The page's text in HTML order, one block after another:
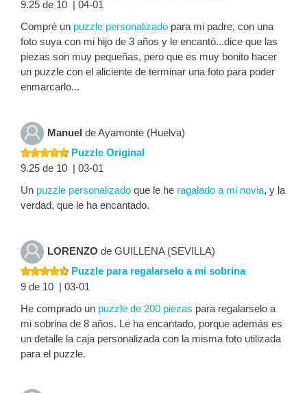
9.25 de 10 | 04-01
Compré un puzzle personalizado para mi padre, con una
foto suya con mi hijo de 3 años y le encantó...dice que las
piezas son muy pequeñas, pero que es muy bonito hacer
un puzzle con el aliciente de terminar una foto para poder
enmarcarlo...
Manuel de Ayamonte (Huelva)
Puzzle Original
9.25 de 10 | 03-01
Un puzzle personalizado que le he ragalado a mi novia, y la
verdad, que le ha encantado.
LORENZO de GUILLENA (SEVILLA)
Puzzle para regalarselo a mi sobrina
9 de 10 | 03-01
He comprado un puzzle de 200 piezas para regalarselo a
mi sobrina de 8 años. Le ha encantado, porque además es
un detalle la caja personalizada con la misma foto utilizada
para el puzzle.